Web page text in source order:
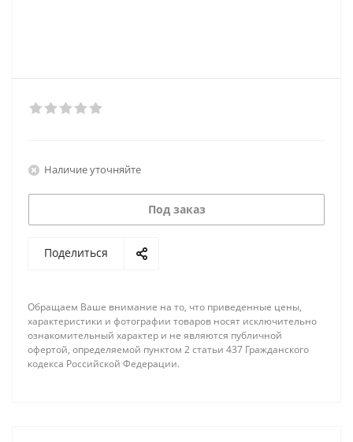
Наличие уточняйте
Под заказ
Поделиться
Обращаем Ваше внимание на то, что приведенные цены,
характеристики и фотографии товаров носят исключительно
ознакомительный характер и не являются публичной
офертой, определяемой пунктом 2 статьи 437 Гражданского
кодекса Российской Федерации.